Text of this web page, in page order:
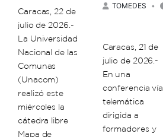
Caracas, 22 de
julio de 2026.-
La Universidad
Nacional de las
Comunas
(Unacom)
realizó este
miércoles la
cátedra libre
Mapa de
TOMEDES
Caracas, 21 de
julio de 2026.-
En una
conferencia vía
telemática
dirigida a
formadores y